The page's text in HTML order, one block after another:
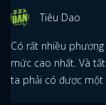
Tiêu Dao
Có rất nhiều
mức cao nhất. Và
ta phải có được